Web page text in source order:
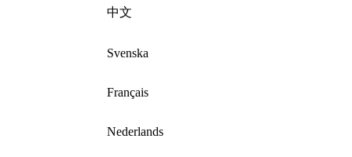
中文
Svenska
Français
Nederlands